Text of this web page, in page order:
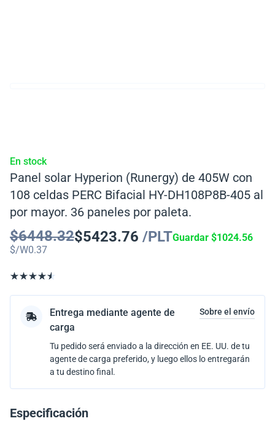
En stock
Panel solar Hyperion (Runergy) de 405W con
108 celdas PERC Bifacial HY-DH108P8B-405 al
por mayor. 36 paneles por paleta.
$6448.32$5423.76 /PLTGuardar $1024.56
$/W0.37
Entrega mediante agente de
carga
Sobre el envío
Tu pedido será enviado a la dirección en EE. UU. de tu
agente de carga preferido, y luego ellos lo entregarán
a tu destino final.
Especificación